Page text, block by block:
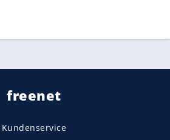
freenet
Kundenservice